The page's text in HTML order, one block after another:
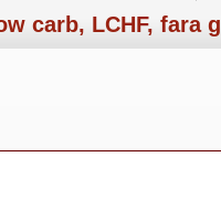
carb, LCHF, fara